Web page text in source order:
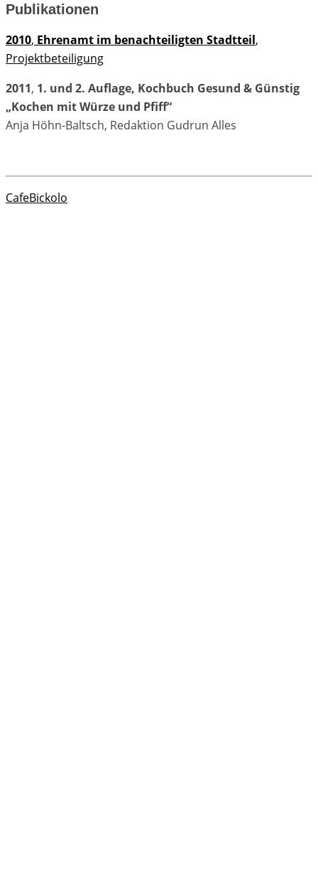
Publikationen
2010, Ehrenamt im benachteiligten Stadtteil,
Projektbeteiligung
2011, 1. und 2. Auflage, Kochbuch Gesund & Günstig
„Kochen mit Würze und Pfiff“
Anja Höhn-Baltsch, Redaktion Gudrun Alles
CafeBickolo